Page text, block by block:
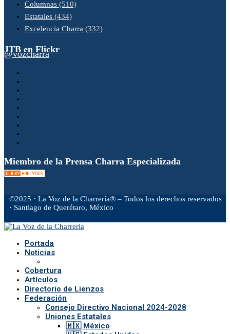
Columnas (510)
Estatales (434)
Excelencia Charra (332)
JTB en Flickr
@vozcharra
Miembro de la Prensa Charra Especializada
©2025 · La Voz de la Charrería® – Todos los derechos reservados
· Santiago de Querétaro, México
Portada
Noticias
Cobertura
Artículos
Directorio de Lienzos
Federación
Consejo Directivo Nacional 2024-2028
Uniones Estatales
🇲🇽 México